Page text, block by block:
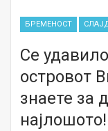
БРЕМЕНОСТ
Се
островот
знаете за
најлошото!